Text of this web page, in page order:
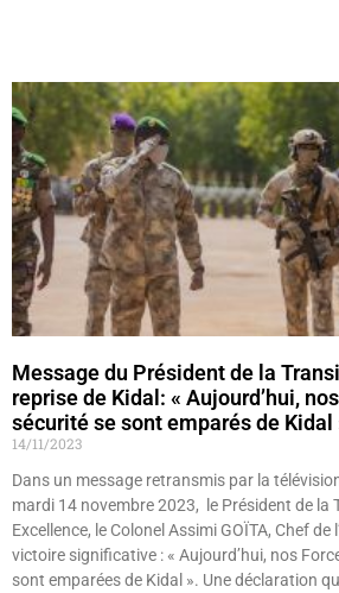
Message du Président de la
reprise de Kidal: « Aujourd’hui,
sécurité se sont emparés de Kidal
14/11/2023
Dans un message retransmis par la
mardi 14 novembre 2023, le Président de la
Excellence, le Colonel Assimi GOÏTA, Chef de
victoire significative : « Aujourd’hui, nos
sont emparées de Kidal ». Une déclaration